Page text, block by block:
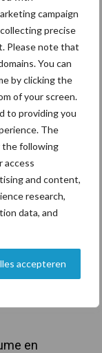
campaign
precise
Please note that
You can
by clicking the
of your screen.
to providing you
The
the following
access
and content,
research,
data, and
accepteren
nieuws
gewild
grillig:
houden
en